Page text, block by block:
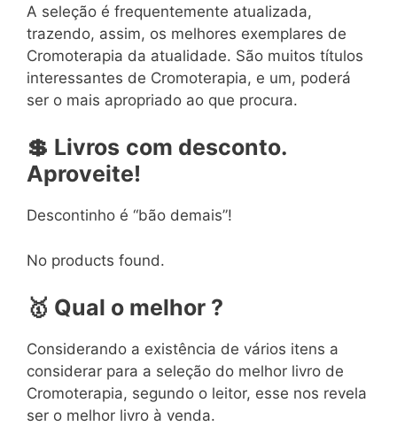
A seleção é frequentemente atualizada,
trazendo, assim, os melhores exemplares de
Cromoterapia da atualidade. São muitos títulos
interessantes de Cromoterapia, e um, poderá
ser o mais apropriado ao que procura.
💲 Livros com desconto.
Aproveite!
Descontinho é “bão demais”!
No products found.
🥇 Qual o melhor ?
Considerando a existência de vários itens a
considerar para a seleção do melhor livro de
Cromoterapia, segundo o leitor, esse nos revela
ser o melhor livro à venda.